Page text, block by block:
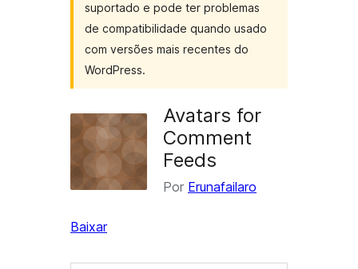
suportado e pode ter problemas
de compatibilidade quando usado
com versões mais recentes do
WordPress.
Avatars for
Comment
Feeds
Por Erunafailaro
Baixar